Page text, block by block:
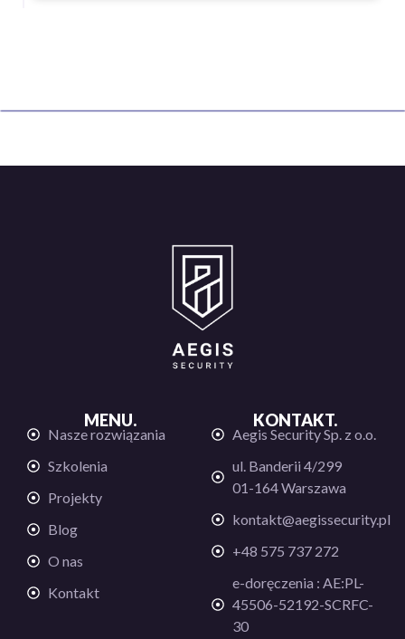
MENU.
Nasze rozwiązania
Szkolenia
Projekty
Blog
O nas
Kontakt
KONTAKT.
Aegis Security Sp. z o.o.
ul. Banderii 4/299
01-164 Warszawa
kontakt@aegissecurity.pl
+48 575 737 272
e-doręczenia : AE:PL-
45506-52192-SCRFC-
30